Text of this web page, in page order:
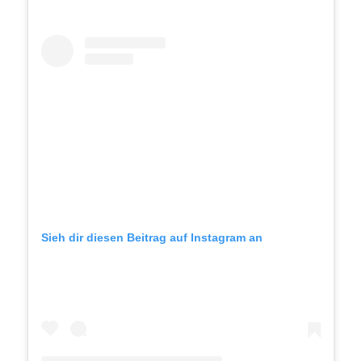
Sieh dir diesen Beitrag auf Instagram an